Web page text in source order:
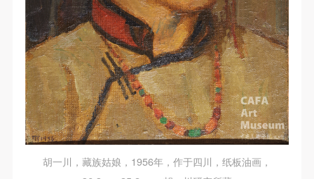
胡一川，藏族姑娘，1956年，作于四川，纸板油画，